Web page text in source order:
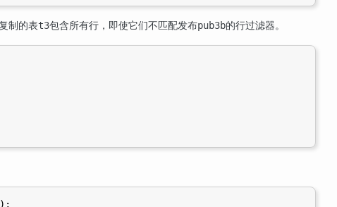
制的表t3包含所有行，即使它们不匹配发布pub3b的行过滤器。